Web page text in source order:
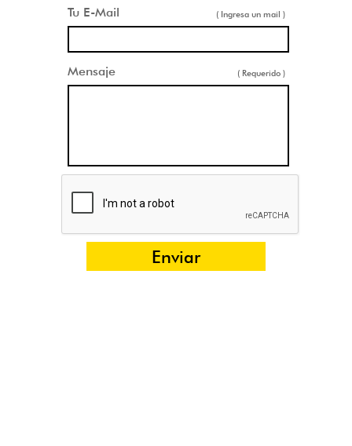
Tu E-Mail ( Ingresa un mail )
Mensaje ( Requerido )